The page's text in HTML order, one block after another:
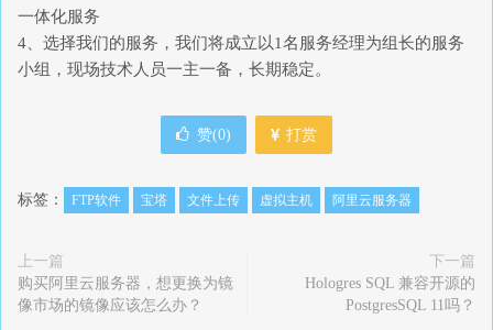
一体化服务
4、选择我们的服务，我们将成立以1名服务经理为组长的服务
小组，现场技术人员一主一备，长期稳定。
赞(0) 打赏
标签： FTP软件 宝塔 文件上传 虚拟主机 阿里云服务器
上一篇
购买阿里云服务器，想更换为镜
像市场的镜像应该怎么办？
下一篇
Hologres SQL 兼容开源的
PostgresSQL 11吗？